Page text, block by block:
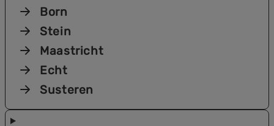
Born
Stein
Maastricht
Echt
Susteren